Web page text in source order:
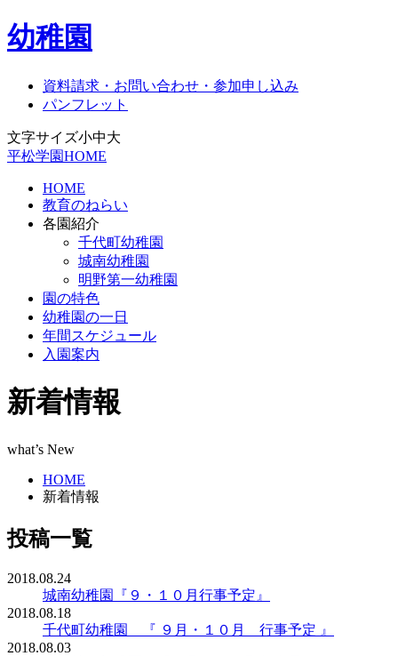
幼稚園
資料請求・お問い合わせ・参加申し込み
パンフレット
文字サイズ小中大
平松学園HOME
HOME
教育のねらい
各園紹介
千代町幼稚園
城南幼稚園
明野第一幼稚園
園の特色
幼稚園の一日
年間スケジュール
入園案内
新着情報
what’s New
HOME
新着情報
投稿一覧
2018.08.24
城南幼稚園『９・１０月行事予定』
2018.08.18
千代町幼稚園 『 ９月・１０月 行事予定 』
2018.08.03